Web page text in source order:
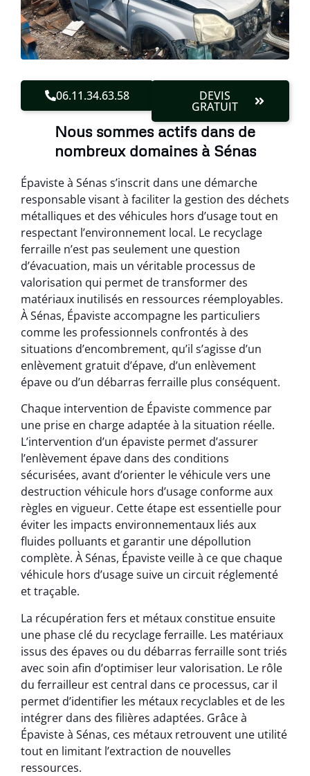
06.11.34.63.58 DEVIS
GRATUIT
Nous sommes actifs dans de
nombreux domaines à Sénas
Épaviste à Sénas s’inscrit dans une démarche
responsable visant à faciliter la gestion des déchets
métalliques et des véhicules hors d’usage tout en
respectant l’environnement local. Le recyclage
ferraille n’est pas seulement une question
d’évacuation, mais un véritable processus de
valorisation qui permet de transformer des
matériaux inutilisés en ressources réemployables.
À Sénas, Épaviste accompagne les particuliers
comme les professionnels confrontés à des
situations d’encombrement, qu’il s’agisse d’un
enlèvement gratuit d’épave, d’un enlèvement
épave ou d’un débarras ferraille plus conséquent.
Chaque intervention de Épaviste commence par
une prise en charge adaptée à la situation réelle.
L’intervention d’un épaviste permet d’assurer
l’enlèvement épave dans des conditions
sécurisées, avant d’orienter le véhicule vers une
destruction véhicule hors d’usage conforme aux
règles en vigueur. Cette étape est essentielle pour
éviter les impacts environnementaux liés aux
fluides polluants et garantir une dépollution
complète. À Sénas, Épaviste veille à ce que chaque
véhicule hors d’usage suive un circuit réglementé
et traçable.
La récupération fers et métaux constitue ensuite
une phase clé du recyclage ferraille. Les matériaux
issus des épaves ou du débarras ferraille sont triés
avec soin afin d’optimiser leur valorisation. Le rôle
du ferrailleur est central dans ce processus, car il
permet d’identifier les métaux recyclables et de les
intégrer dans des filières adaptées. Grâce à
Épaviste à Sénas, ces métaux retrouvent une utilité
tout en limitant l’extraction de nouvelles
ressources.